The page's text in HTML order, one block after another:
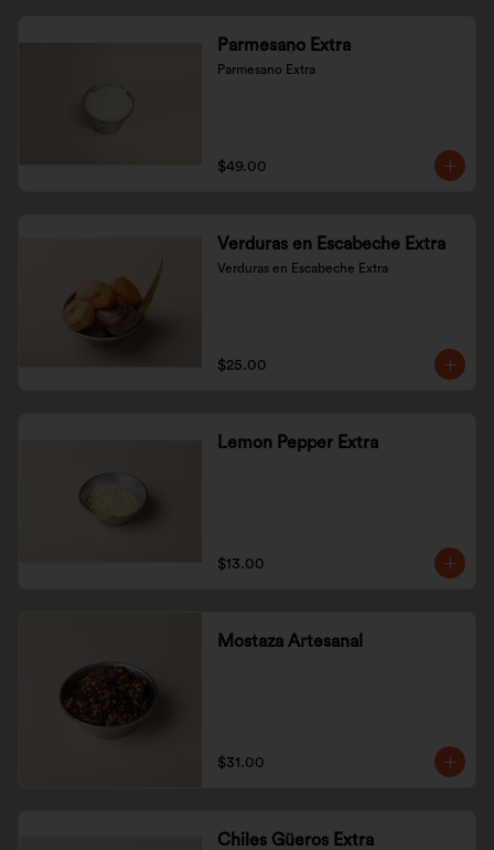
Parmesano Extra
Parmesano Extra
$49.00
Verduras en Escabeche Extra
Verduras en Escabeche Extra
$25.00
Lemon Pepper Extra
$13.00
Mostaza Artesanal
$31.00
Chiles Güeros Extra